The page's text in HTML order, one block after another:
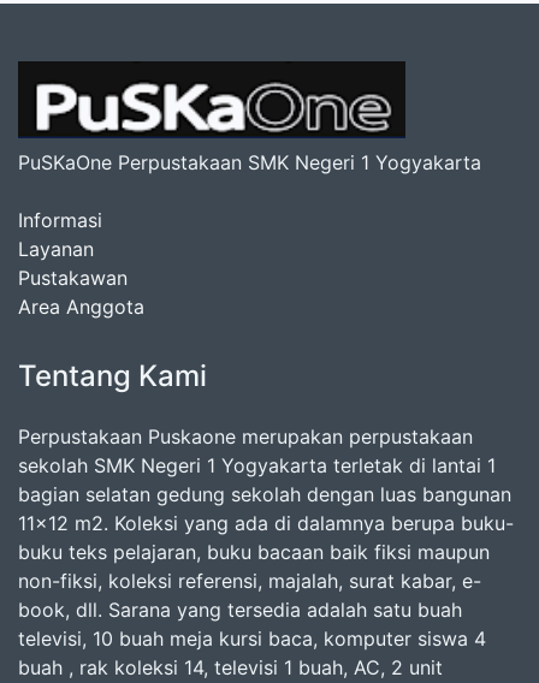
PuSKaOne Perpustakaan SMK Negeri 1 Yogyakarta
Informasi
Layanan
Pustakawan
Area Anggota
Tentang Kami
Perpustakaan Puskaone merupakan perpustakaan
sekolah SMK Negeri 1 Yogyakarta terletak di lantai 1
bagian selatan gedung sekolah dengan luas bangunan
11x12 m2. Koleksi yang ada di dalamnya berupa buku-
buku teks pelajaran, buku bacaan baik fiksi maupun
non-fiksi, koleksi referensi, majalah, surat kabar, e-
book, dll. Sarana yang tersedia adalah satu buah
televisi, 10 buah meja kursi baca, komputer siswa 4
buah , rak koleksi 14, televisi 1 buah, AC, 2 unit